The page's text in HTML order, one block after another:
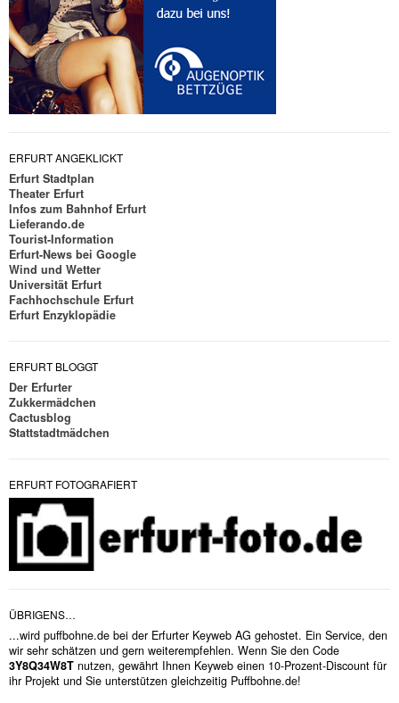
ERFURT ANGEKLICKT
Erfurt Stadtplan
Theater Erfurt
Infos zum Bahnhof Erfurt
Lieferando.de
Tourist-Information
Erfurt-News bei Google
Wind und Wetter
Universität Erfurt
Fachhochschule Erfurt
Erfurt Enzyklopädie
ERFURT BLOGGT
Der Erfurter
Zukkermädchen
Cactusblog
Stattstadtmädchen
ERFURT FOTOGRAFIERT
ÜBRIGENS…
...wird puffbohne.de bei der Erfurter Keyweb AG gehostet. Ein Service, den
wir sehr schätzen und gern weiterempfehlen. Wenn Sie den Code
3Y8Q34W8T nutzen, gewährt Ihnen Keyweb einen 10-Prozent-Discount für
ihr Projekt und Sie unterstützen gleichzeitig Puffbohne.de!